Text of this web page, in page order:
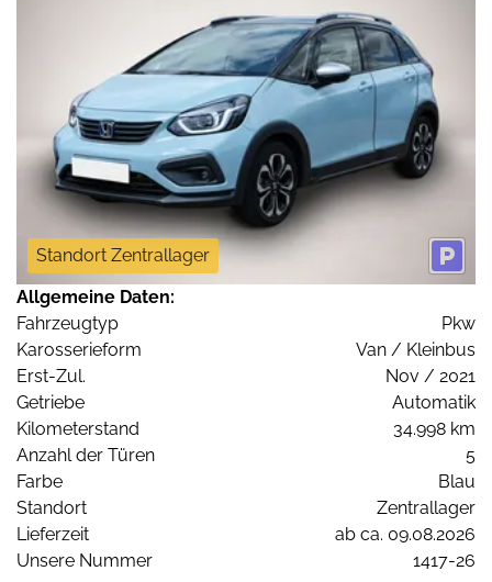
Standort Zentrallager
Allgemeine Daten:
Fahrzeugtyp
Pkw
Karosserieform
Van / Kleinbus
Erst-Zul.
Nov / 2021
Getriebe
Automatik
Kilometerstand
34.998 km
Anzahl der Türen
5
Farbe
Blau
Standort
Zentrallager
Lieferzeit
ab ca. 09.08.2026
Unsere Nummer
1417-26